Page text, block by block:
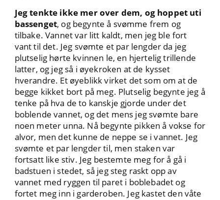
Jeg tenkte ikke mer over dem, og hoppet uti
bassenget, og begynte å svømme frem og
tilbake. Vannet var litt kaldt, men jeg ble fort
vant til det. Jeg svømte et par lengder da jeg
plutselig hørte kvinnen le, en hjertelig trillende
latter, og jeg så i øyekroken at de kysset
hverandre. Et øyeblikk virket det som om at de
begge kikket bort på meg. Plutselig begynte jeg å
tenke på hva de to kanskje gjorde under det
boblende vannet, og det mens jeg svømte bare
noen meter unna. Nå begynte pikken å vokse for
alvor, men det kunne de neppe se i vannet. Jeg
svømte et par lengder til, men staken var
fortsatt like stiv. Jeg bestemte meg for å gå i
badstuen i stedet, så jeg steg raskt opp av
vannet med ryggen til paret i boblebadet og
fortet meg inn i garderoben. Jeg kastet den våte